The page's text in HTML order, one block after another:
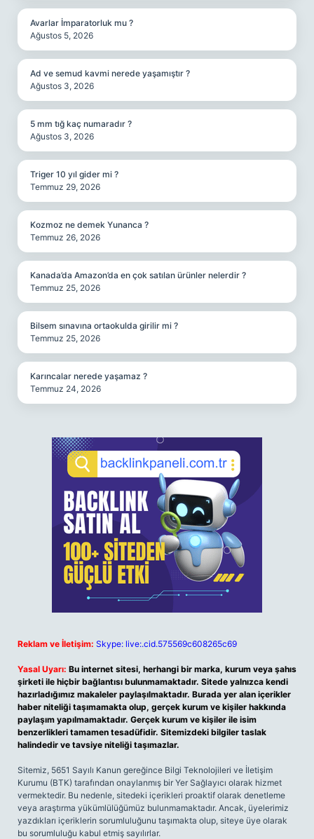
Avarlar İmparatorluk mu ?
Ağustos 5, 2026
Ad ve semud kavmi nerede yaşamıştır ?
Ağustos 3, 2026
5 mm tığ kaç numaradır ?
Ağustos 3, 2026
Triger 10 yıl gider mi ?
Temmuz 29, 2026
Kozmoz ne demek Yunanca ?
Temmuz 26, 2026
Kanada’da Amazon’da en çok satılan ürünler nelerdir ?
Temmuz 25, 2026
Bilsem sınavına ortaokulda girilir mi ?
Temmuz 25, 2026
Karıncalar nerede yaşamaz ?
Temmuz 24, 2026
Reklam ve İletişim: Skype: live:.cid.575569c608265c69
Yasal Uyarı: Bu internet sitesi, herhangi bir marka, kurum veya şahıs
şirketi ile hiçbir bağlantısı bulunmamaktadır. Sitede yalnızca kendi
hazırladığımız makaleler paylaşılmaktadır. Burada yer alan içerikler
haber niteliği taşımamakta olup, gerçek kurum ve kişiler hakkında
paylaşım yapılmamaktadır. Gerçek kurum ve kişiler ile isim
benzerlikleri tamamen tesadüfidir. Sitemizdeki bilgiler taslak
halindedir ve tavsiye niteliği taşımazlar.
Sitemiz, 5651 Sayılı Kanun gereğince Bilgi Teknolojileri ve İletişim
Kurumu (BTK) tarafından onaylanmış bir Yer Sağlayıcı olarak hizmet
vermektedir. Bu nedenle, sitedeki içerikleri proaktif olarak denetleme
veya araştırma yükümlülüğümüz bulunmamaktadır. Ancak, üyelerimiz
yazdıkları içeriklerin sorumluluğunu taşımakta olup, siteye üye olarak
bu sorumluluğu kabul etmiş sayılırlar.